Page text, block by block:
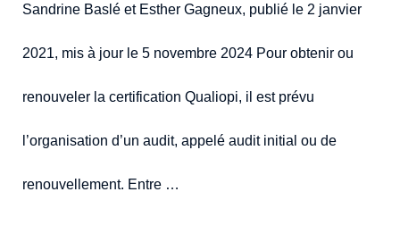
Sandrine Baslé et Esther Gagneux, publié le 2 janvier
2021, mis à jour le 5 novembre 2024 Pour obtenir ou
renouveler la certification Qualiopi, il est prévu
l’organisation d’un audit, appelé audit initial ou de
renouvellement. Entre …